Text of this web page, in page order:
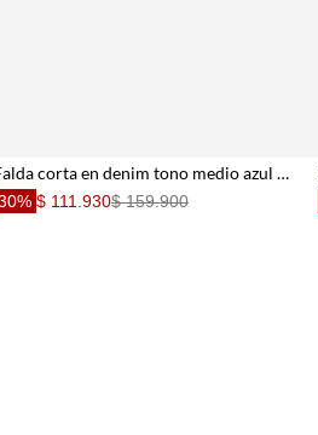
Falda corta en denim tono medio azul para niña
$ 111.930$ 159.900